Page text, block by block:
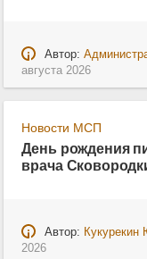
Автор:
августа 2026
Новости МСП
День рождения
врача
Автор: Кукурекин
2026